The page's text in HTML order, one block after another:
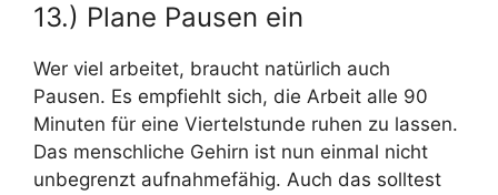
13.) Plane Pausen ein
Wer viel arbeitet, braucht natürlich auch
Pausen. Es empfiehlt sich, die Arbeit alle 90
Minuten für eine Viertelstunde ruhen zu lassen.
Das menschliche Gehirn ist nun einmal nicht
unbegrenzt aufnahmefähig. Auch das solltest